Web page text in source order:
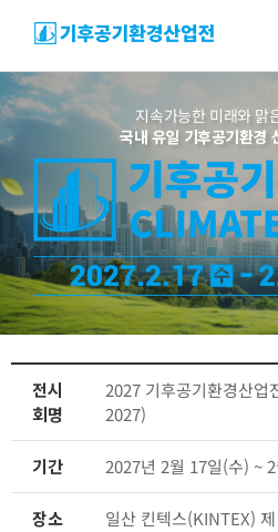
content
지속가능한 미래와 맑
국내 유일 기후공기환경
전시
회명
2027 기후공기환경산업
2027)
기간 2027년 2월 17일(수) ~
장소 일산 킨텍스(KINTEX)